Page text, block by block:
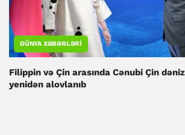
DÜNYA XƏBƏRLƏRI
Filippin və Çin arasında Cənubi Çin
yenidən alovlanıb